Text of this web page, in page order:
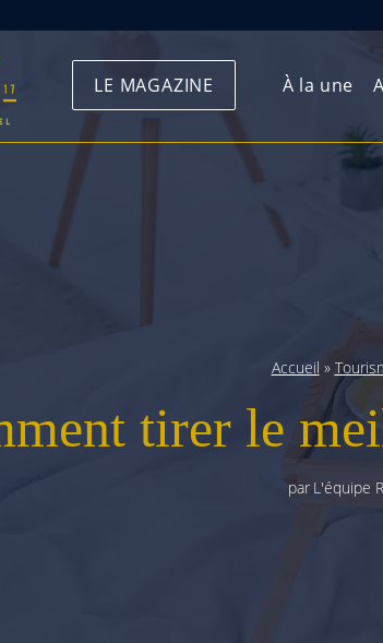
LE MAGAZINE À la une
Accueil »
tirer le
par L'équipe